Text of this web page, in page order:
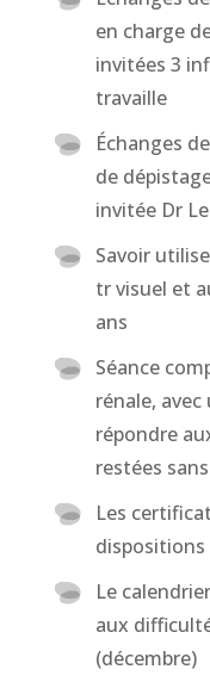
en charge
invitées 3
travaille
Échanges
de
invitée Dr
Savoir
tr visuel et
ans
Séance
rénale,
répondre
restées
Les
dispositions
Le
aux
(décembre)